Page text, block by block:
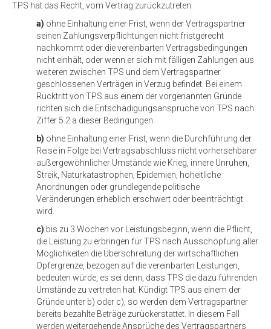
TPS hat das Recht, vom Vertrag zurückzutreten:
a) ohne Einhaltung einer Frist, wenn der Vertragspartner
seinen Zahlungsverpflichtungen nicht fristgerecht
nachkommt oder die vereinbarten Vertragsbedingungen
nicht einhält, oder wenn er sich mit fälligen Zahlungen aus
weiteren zwischen TPS und dem Vertragspartner
geschlossenen Verträgen in Verzug befindet. Bei einem
Rücktritt von TPS aus einem der vorgenannten Gründe
richten sich die Entschädigungsansprüche von TPS nach
Ziffer 5.2 a dieser Bedingungen.
b) ohne Einhaltung einer Frist, wenn die Durchführung der
Reise in Folge bei Vertragsabschluss nicht vorhersehbarer
außergewöhnlicher Umstände wie Krieg, innere Unruhen,
Streik, Naturkatastrophen, Epidemien, hoheitliche
Anordnungen oder grundlegende politische
Veränderungen erheblich erschwert oder beeinträchtigt
wird.
c) bis zu 3 Wochen vor Leistungsbeginn, wenn die Pflicht,
die Leistung zu erbringen für TPS nach Ausschöpfung aller
Möglichkeiten die Überschreitung der wirtschaftlichen
Opfergrenze, bezogen auf die vereinbarten Leistungen,
bedeuten würde, es sei denn, dass TPS die dazu führenden
Umstände zu vertreten hat. Kündigt TPS aus einem der
Gründe unter b) oder c), so werden dem Vertragspartner
bereits bezahlte Beträge zurückerstattet. In diesem Fall
werden weitergehende Ansprüche des Vertragspartners